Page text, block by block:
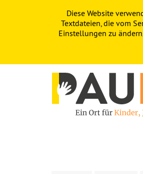
PAULINE KITA
Diese Website
Textdateien, die vom
Einstellungen zu